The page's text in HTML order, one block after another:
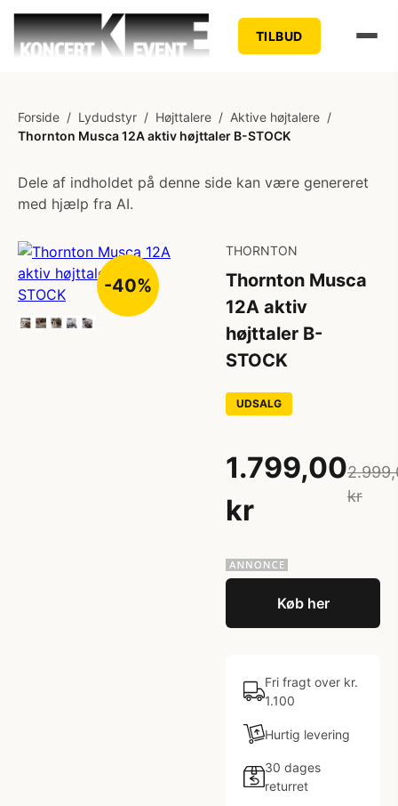
TILBUD
Forside / Lydudstyr / Højttalere / Aktive højtalere /
Thornton Musca 12A aktiv højttaler B-STOCK
Dele af indholdet på denne side kan være genereret
med hjælp fra AI.
-40%
THORNTON
Thornton Musca
12A aktiv
højttaler B-
STOCK
UDSALG
1.799,00
kr
kr
Køb her
Fri fragt over kr.
1.100
Hurtig levering
30 dages
returret